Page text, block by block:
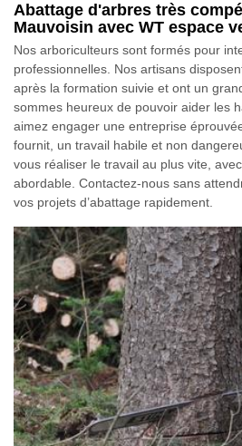
Abattage d'arbres très
Mauvoisin avec WT espace
Nos arboriculteurs sont formés pour
professionnelles. Nos artisans
après la formation suivie et ont un
sommes heureux de pouvoir aider les
aimez engager une entreprise
fournit, un travail habile et non
vous réaliser le travail au plus vite,
abordable. Contactez-nous sans
vos projets d’abattage rapidement.